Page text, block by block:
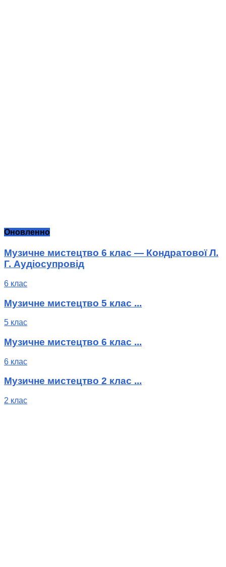
Оновленно
Музичне мистецтво 6 клас — Кондратової Л.
Г. Аудіосупровід
6 клас
Музичне мистецтво 5 клас ...
5 клас
Музичне мистецтво 6 клас ...
6 клас
Музичне мистецтво 2 клас ...
2 клас